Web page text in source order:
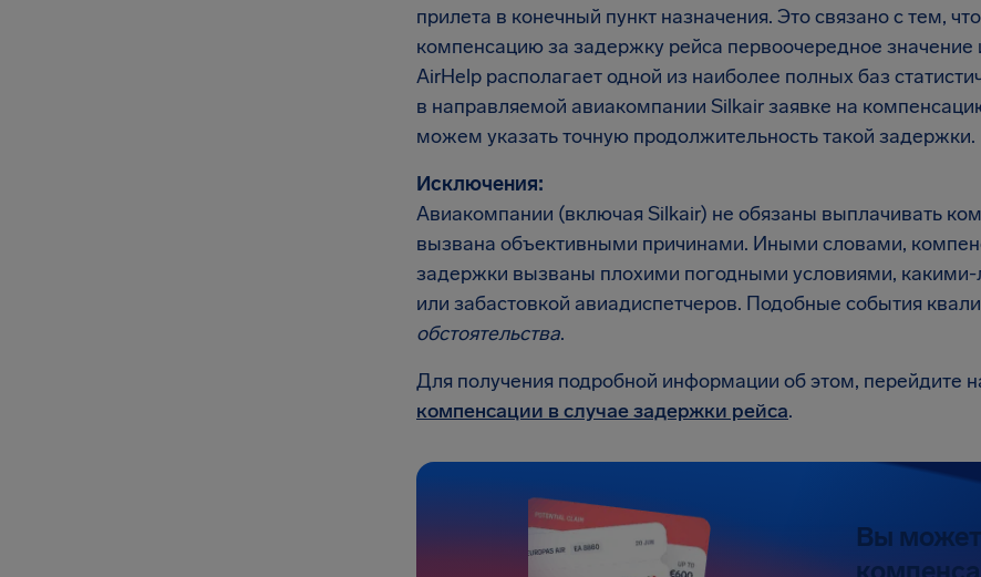
прилета в конечный пункт назначения. Это связано с тем,
компенсацию за задержку рейса первоочередное
AirHelp располагает одной из наиболее полных баз
в направляемой авиакомпании Silkair заявке на
можем указать точную продолжительность такой задержки.
Исключения:
Авиакомпании (включая Silkair) не обязаны выплачивать
вызвана объективными причинами. Иными словами,
задержки вызваны плохими погодными условиями, какими-
или забастовкой авиадиспетчеров. Подобные события
обстоятельства.
Для получения подробной информации об этом, перейдите
компенсации в случае задержки рейса.
Вы